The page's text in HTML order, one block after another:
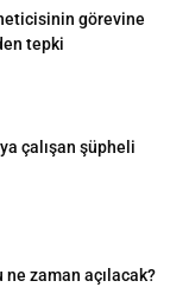
görevine
tepki
çalışan şüpheli
zaman açılacak?